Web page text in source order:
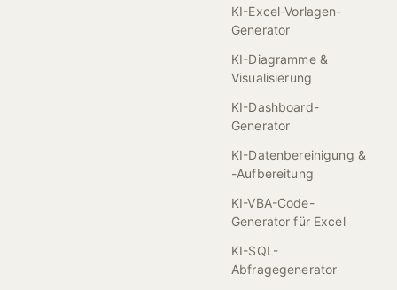
KI-Excel-Vorlagen-
Generator
KI-Diagramme &
Visualisierung
KI-Dashboard-
Generator
KI-Datenbereinigung &
-Aufbereitung
KI-VBA-Code-
Generator für Excel
KI-SQL-
Abfragegenerator